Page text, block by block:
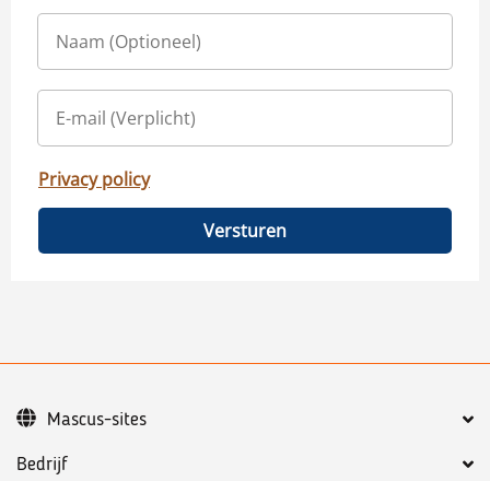
Privacy policy
Versturen
Bedrijf
Mascus-sites